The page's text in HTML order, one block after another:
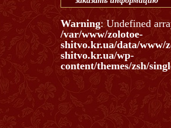
Warning: Undefined
/var/www/zolotoe-
shitvo.kr.ua/data/www/
shitvo.kr.ua/wp-
content/themes/zsh/